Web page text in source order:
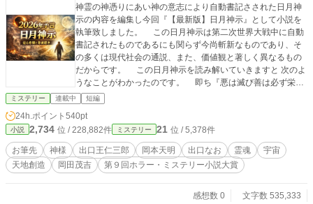
神霊の神憑りにあい神の意志により自動書記さされた日月神
示の内容を編集し今回『【最新版】日月神示』として小説を
執筆致しました。 この日月神示は第二次世界大戦中に自動
書記されたものであるにも関らず今尚斬新なものであり、そ
の多くは現代社会の通説、また、価値観と著しく異なるもの
だからです。 この日月神示を読み解いていきますと 次のよ
うなことがわかったのです。 即ち『悪は滅び善は必ず栄え
るのだ』と。 そして既に始まっている三千世界の大洗濯に
よりこの世の最後の審判でこの世の偽悪醜に満ちた世界を綺
麗にする浄化作用により罪深き者は滅びる一方でひたすら善
一筋で質素に生きた人は幸せな人生を歩んでいる、というこ
とも分かったのです。 さて、最近日月神示の予言本に不安
を抱いている方もあると思うがまったく心配いらない。 何
故なら日月神示では「取り越し苦労や過ぎ越し苦労はする
磨きをせよ！」 「人間の正しい生き方」 「人間の正しい
ミステリー 連載中 短編
24h.ポイント 540pt
小説 2,734 位 / 228,882件 ミステリー 21 位 / 5,378件
お筆先 神様 出口王仁三郎 岡本天明 出口なお 霊魂
宇宙
天地創造
岡田茂吉 第９回ホラー・ミステリー小説大賞
感想数 0
文字数 535,333